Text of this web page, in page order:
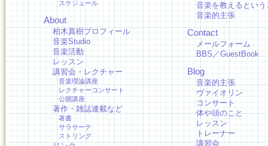
スケジュール
About
柏木真樹プロフィール
音楽Studio
音楽活動
レッスン
講習会・レクチャー
音楽理論講座
レクチャーコンサート
公開講座
著作・雑誌連載など
著書
サラサーテ
ストリング
音楽を教えるという
音楽的主張
Contact
メールフォーム
BBS／GuestBook
Blog
音楽的主張
ヴァイオリン
コンサート
体や頭のこと
レッスン
トレーナー
講習会